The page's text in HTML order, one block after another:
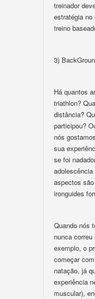
treinador
estratégia
treino
3)
Há quantos
triathlon?
distância?
participou?
nós
sua
se foi
aspectos
ironguides
Quando nós
nunca
exemplo, o
começar
natação, já
experiência
muscular),